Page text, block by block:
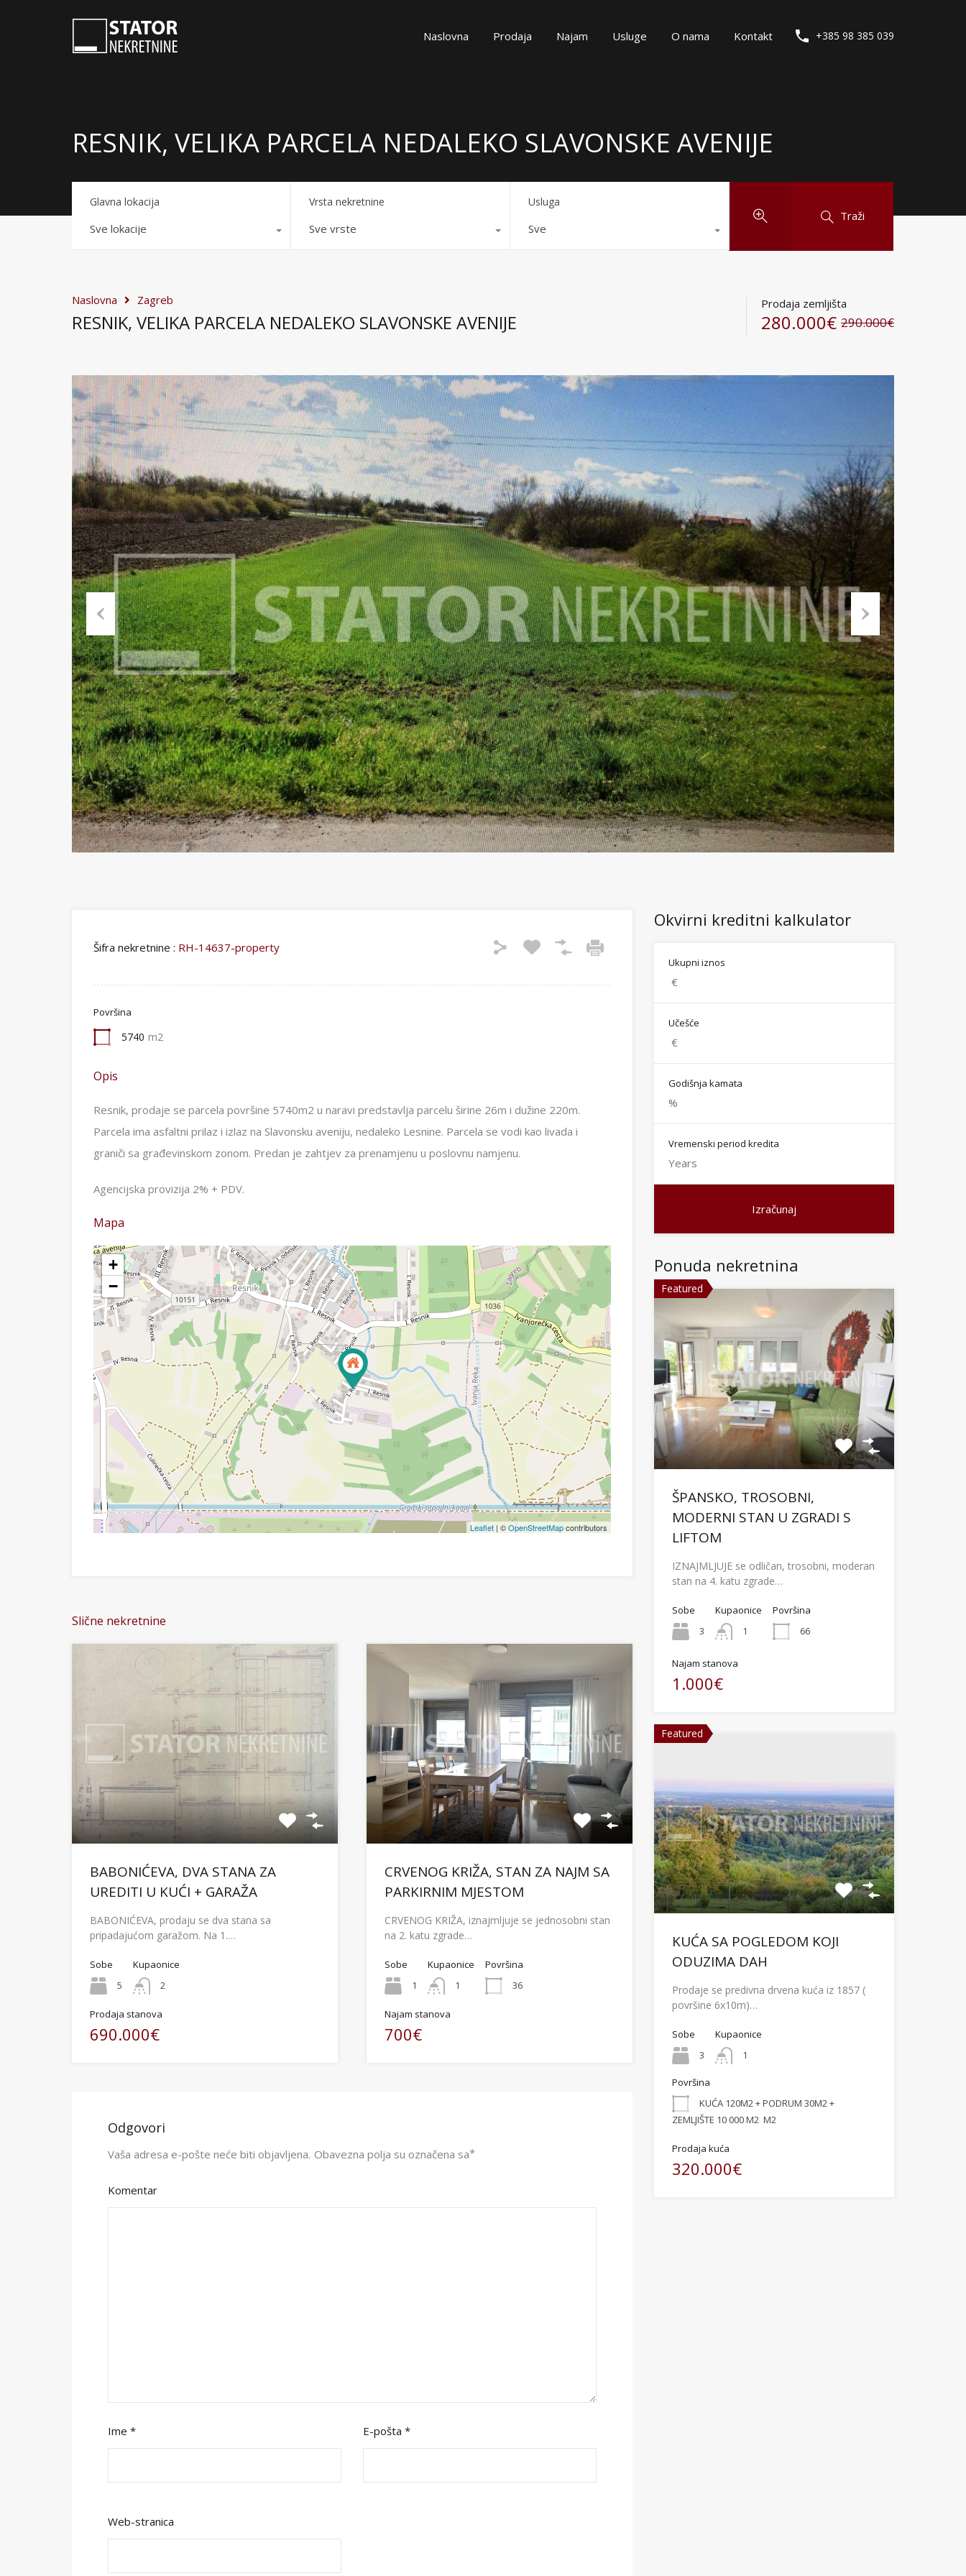
Naslovna Prodaja Najam Usluge O nama Kontakt +385 98 385 039
RESNIK, VELIKA PARCELA NEDALEKO SLAVONSKE AVENIJE
Glavna lokacija
Sve lokacije
Vrsta nekretnine
Sve vrste
Usluga
Sve
Traži
Naslovna Zagreb
RESNIK, VELIKA PARCELA NEDALEKO SLAVONSKE AVENIJE
Prodaja zemljišta
280.000€ 290.000€
Previous Next
Šifra nekretnine : RH-14637-property
Površina
5740 m2
Opis
Resnik, prodaje se parcela površine 5740m2 u naravi predstavlja parcelu širine 26m i dužine 220m.
Parcela ima asfaltni prilaz i izlaz na Slavonsku aveniju, nedaleko Lesnine. Parcela se vodi kao livada i
graniči sa građevinskom zonom. Predan je zahtjev za prenamjenu u poslovnu namjenu.
Agencijska provizija 2% + PDV.
Mapa
+
−
Leaflet| ©OpenStreetMapcontributors
Slične nekretnine
BABONIĆEVA, DVA STANA ZA
UREDITI U KUĆI + GARAŽA
BABONIĆEVA, prodaju se dva stana sa
pripadajućom garažom. Na 1.…
Sobe
5
Kupaonice
2
Prodaja stanova
690.000€
CRVENOG KRIŽA, STAN ZA NAJM SA
PARKIRNIM MJESTOM
CRVENOG KRIŽA, iznajmljuje se jednosobni stan
na 2. katu zgrade…
Sobe
1
Kupaonice
1
Površina
36
Najam stanova
700€
Odgovori
Vaša adresa e-pošte neće biti objavljena. Obavezna polja su označena sa*
Komentar
Ime * E-pošta *
Web-stranica
Okvirni kreditni kalkulator
Ukupni iznos
Učešće
Godišnja kamata
Vremenski period kredita
Ponuda nekretnina
Featured
ŠPANSKO, TROSOBNI,
MODERNI STAN U ZGRADI S
LIFTOM
IZNAJMLJUJE se odličan, trosobni, moderan
stan na 4. katu zgrade…
Sobe
3
Kupaonice
1
Površina
66
Najam stanova
1.000€
Featured
KUĆA SA POGLEDOM KOJI
ODUZIMA DAH
Prodaje se predivna drvena kuća iz 1857 (
površine 6x10m)…
Sobe
3
Kupaonice
1
Površina
KUĆA 120M2 + PODRUM 30M2 +
ZEMLJIŠTE 10 000 M2 M2
Prodaja kuća
320.000€